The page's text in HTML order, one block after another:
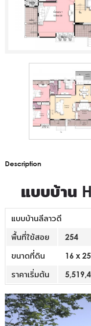
Description
แบบบ้าน
แบบบ้านลีลาวดี
พื้นที่ใช้สอย
254
ขนาดที่ดิน
16 x 25
ราคาเริ่มต้น